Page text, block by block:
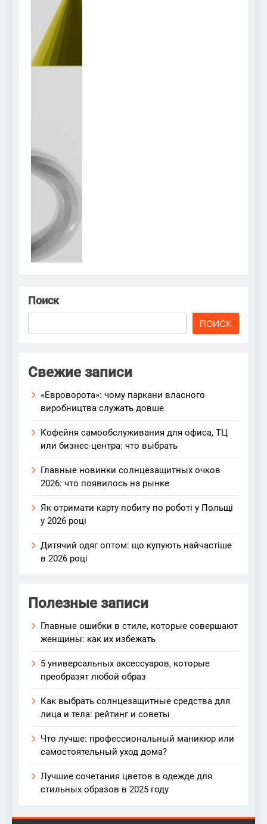
Поиск
ПОИСК
Свежие записи
«Евроворота»: чому паркани власного
виробництва служать довше
Кофейня самообслуживания для офиса, ТЦ
или бизнес-центра: что выбрать
Главные новинки солнцезащитных очков
2026: что появилось на рынке
Як отримати карту побиту по роботі у Польщі
у 2026 році
Дитячий одяг оптом: що купують найчастіше
в 2026 році
Полезные записи
Главные ошибки в стиле, которые совершают
женщины: как их избежать
5 универсальных аксессуаров, которые
преобразят любой образ
Как выбрать солнцезащитные средства для
лица и тела: рейтинг и советы
Что лучше: профессиональный маникюр или
самостоятельный уход дома?
Лучшие сочетания цветов в одежде для
стильных образов в 2025 году